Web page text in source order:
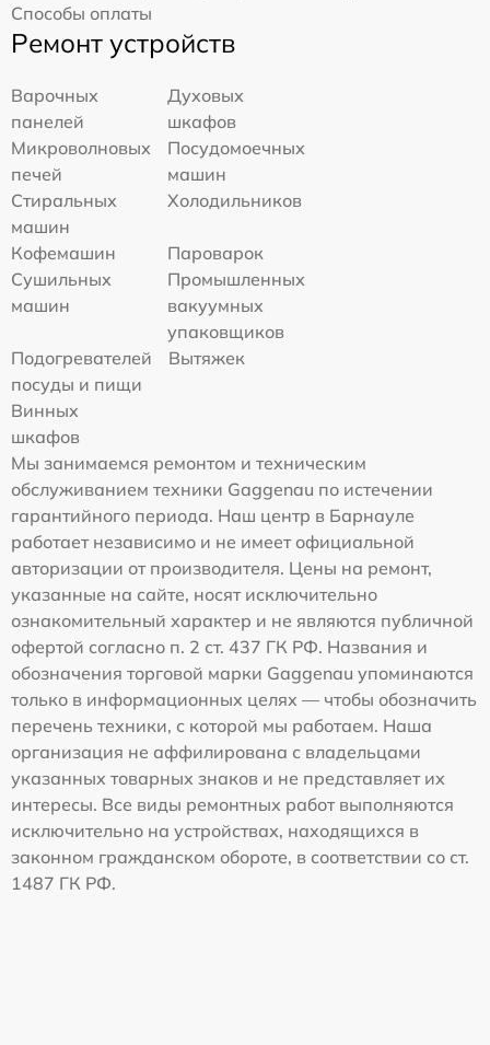
Способы оплаты
Ремонт устройств
Варочных
панелей
Духовых
шкафов
Микроволновых
печей
Посудомоечных
машин
Стиральных
машин
Холодильников
Кофемашин
Пароварок
Сушильных
машин
Промышленных
вакуумных
упаковщиков
Подогревателей
посуды и пищи
Вытяжек
Винных
шкафов
Мы занимаемся ремонтом и техническим
обслуживанием техники Gaggenau по истечении
гарантийного периода. Наш центр в Барнауле
работает независимо и не имеет официальной
авторизации от производителя. Цены на ремонт,
указанные на сайте, носят исключительно
ознакомительный характер и не являются публичной
офертой согласно п. 2 ст. 437 ГК РФ. Названия и
обозначения торговой марки Gaggenau упоминаются
только в информационных целях — чтобы обозначить
перечень техники, с которой мы работаем. Наша
организация не аффилирована с владельцами
указанных товарных знаков и не представляет их
интересы. Все виды ремонтных работ выполняются
исключительно на устройствах, находящихся в
законном гражданском обороте, в соответствии со ст.
1487 ГК РФ.